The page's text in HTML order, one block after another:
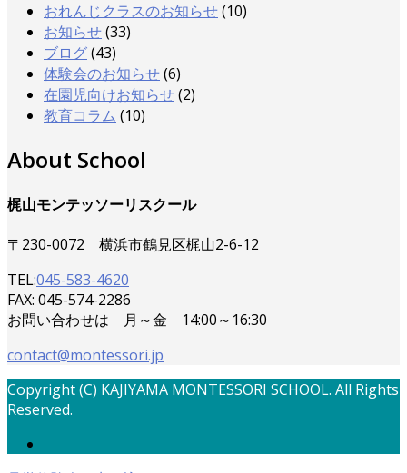
おれんじクラスのお知らせ(10)
お知らせ(33)
ブログ(43)
体験会のお知らせ(6)
在園児向けお知らせ(2)
教育コラム (10)
About School
梶山モンテッソーリスクール
〒230-0072 横浜市鶴見区梶山2-6-12
TEL:045-583-4620
FAX: 045-574-2286
お問い合わせは 月～金 14:00～16:30
contact@montessori.jp
Copyright (C) KAJIYAMA MONTESSORI SCHOOL. All Rights
Reserved.